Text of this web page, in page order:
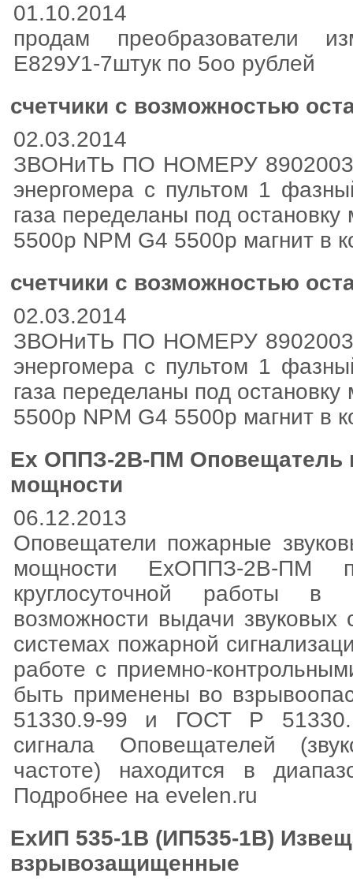
01.10.2014
продам преобразователи
Е829У1-7штук по 5оо рублей
счетчики с возможностью
02.03.2014
ЗВОНиТЬ ПО НОМЕРУ
энергомера с пультом 1
газа переделаны под
5500р NPM G4 5500р магнит в
счетчики с возможностью
02.03.2014
ЗВОНиТЬ ПО НОМЕРУ
энергомера с пультом 1
газа переделаны под
5500р NPM G4 5500р магнит в
Ех ОППЗ-2В-ПМ Оповещатель
мощности
06.12.2013
Оповещатели пожарные
мощности ЕхОППЗ-2В-ПМ
круглосуточной работы в
возможности выдачи звуковых
системах пожарной
работе с приемно-
быть применены во
51330.9-99 и ГОСТ Р
сигнала Оповещателей
частоте) находится в
Подробнее на evelen.ru
ЕхИП 535-1В (ИП535-1В)
взрывозащищенные